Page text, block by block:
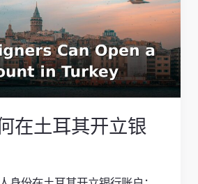
在土耳其开立银